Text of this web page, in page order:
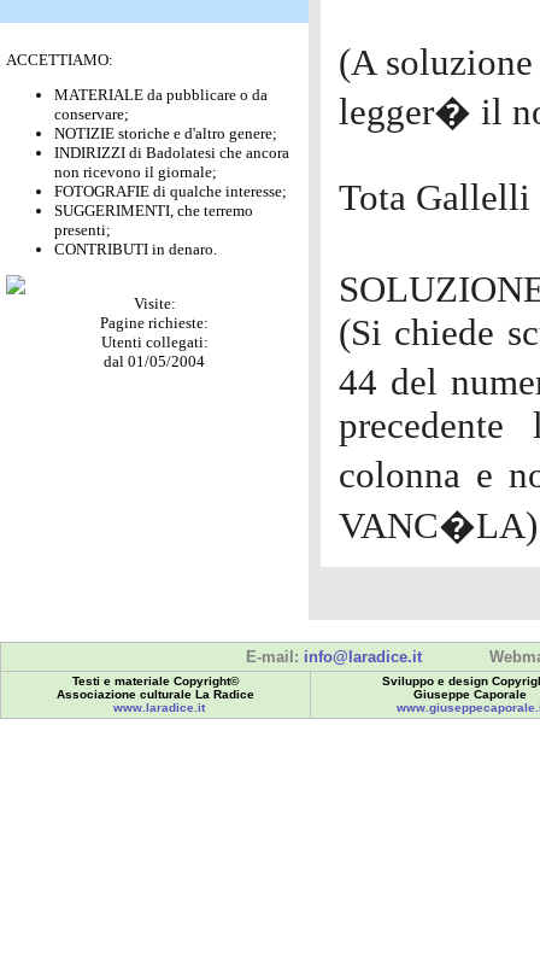
ACCETTIAMO:
MATERIALE da pubblicare o da
conservare;
NOTIZIE storiche e d'altro genere;
INDIRIZZI di Badolatesi che ancora
non ricevono il giornale;
FOTOGRAFIE di qualche interesse;
SUGGERIMENTI, che terremo
presenti;
CONTRIBUTI in denaro.
Visite:
Pagine richieste:
Utenti collegati:
dal 01/05/2004
(A
legger� il
Tota Gallelli
(Si chiede
44 del
colonna e
VANC�LA)
E-mail: info@laradice.it
Testi e materiale Copyright©
Associazione culturale La Radice
www.laradice.it
Sviluppo e design
Giuseppe Caporale